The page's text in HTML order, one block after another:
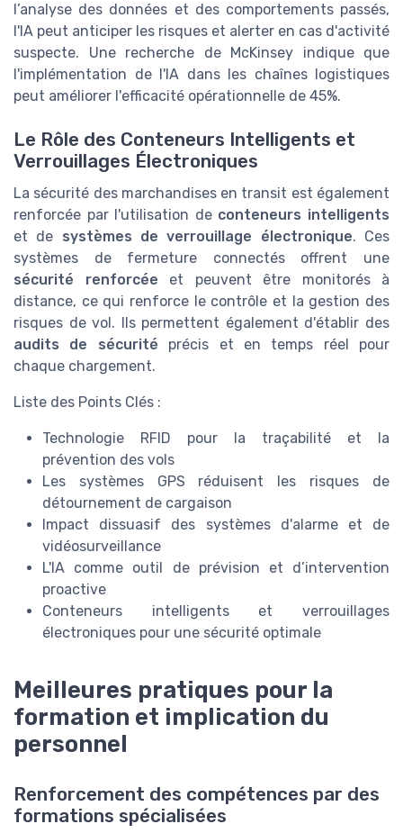
l’analyse des données et des comportements passés,
l'IA peut anticiper les risques et alerter en cas d'activité
suspecte. Une recherche de McKinsey indique que
l'implémentation de l'IA dans les chaînes logistiques
peut améliorer l'efficacité opérationnelle de 45%.
Le Rôle des Conteneurs Intelligents et
Verrouillages Électroniques
La sécurité des marchandises en transit est également
renforcée par l'utilisation de conteneurs intelligents
et de systèmes de verrouillage électronique. Ces
systèmes de fermeture connectés offrent une
sécurité renforcée et peuvent être monitorés à
distance, ce qui renforce le contrôle et la gestion des
risques de vol. Ils permettent également d'établir des
audits de sécurité précis et en temps réel pour
chaque chargement.
Liste des Points Clés :
Technologie RFID pour la traçabilité et la
prévention des vols
Les systèmes GPS réduisent les risques de
détournement de cargaison
Impact dissuasif des systèmes d'alarme et de
vidéosurveillance
L'IA comme outil de prévision et d’intervention
proactive
Conteneurs intelligents et verrouillages
électroniques pour une sécurité optimale
Meilleures pratiques pour la
formation et implication du
personnel
Renforcement des compétences par des
formations spécialisées